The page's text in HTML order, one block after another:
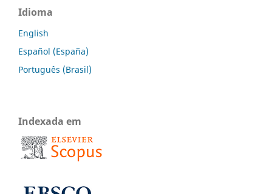
Idioma
English
Español (España)
Português (Brasil)
Indexada em